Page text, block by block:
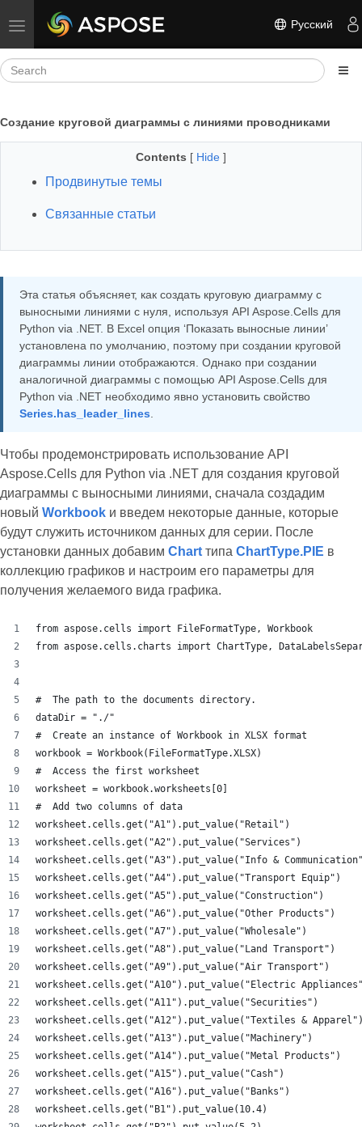
Toggle navigation Русский
Создание круговой диаграммы с линиями проводниками
Contents [ Hide ]
Продвинутые темы
Связанные статьи
Эта статья объясняет, как создать круговую диаграмму с
выносными линиями с нуля, используя API Aspose.Cells для
Python via .NET. В Excel опция ‘Показать выносные линии’
установлена по умолчанию, поэтому при создании круговой
диаграммы линии отображаются. Однако при создании
аналогичной диаграммы с помощью API Aspose.Cells для
Python via .NET необходимо явно установить свойство
Series.has_leader_lines
Чтобы продемонстрировать использование API
Aspose.Cells для Python via .NET для создания круговой
диаграммы с выносными линиями, сначала создадим
новый Workbook и введем некоторые данные, которые
будут служить источником данных для серии. После
установки данных добавим Chart типа ChartType.PIE в
коллекцию графиков и настроим его параметры для
получения желаемого вида графика.
from aspose.cells import FileFormatType, Workbook
from aspose.cells.charts import ChartType,
#  The path to the documents directory.
dataDir = "./"
#  Create an instance of Workbook in XLSX format
workbook = Workbook(FileFormatType.XLSX)
#  Access the first worksheet
worksheet = workbook.worksheets[0]
#  Add two columns of data
worksheet.cells.get("A1").put_value("Retail")
worksheet.cells.get("A2").put_value("Services")
worksheet.cells.get("A3").put_value("Info &
worksheet.cells.get("A4").put_value("Transport Equip")
worksheet.cells.get("A5").put_value("Construction")
worksheet.cells.get("A6").put_value("Other Products")
worksheet.cells.get("A7").put_value("Wholesale")
worksheet.cells.get("A8").put_value("Land Transport")
worksheet.cells.get("A9").put_value("Air Transport")
worksheet.cells.get("A10").put_value("Electric
worksheet.cells.get("A11").put_value("Securities")
worksheet.cells.get("A12").put_value("Textiles &
worksheet.cells.get("A13").put_value("Machinery")
worksheet.cells.get("A14").put_value("Metal Products")
worksheet.cells.get("A15").put_value("Cash")
worksheet.cells.get("A16").put_value("Banks")
worksheet.cells.get("B1").put_value(10.4)